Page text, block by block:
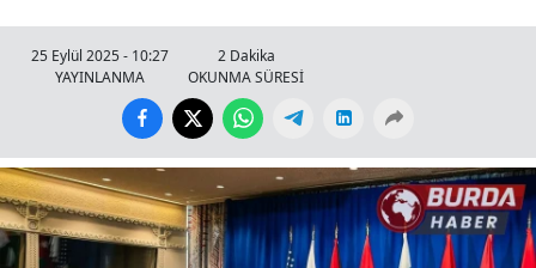
25 Eylül 2025 - 10:27
YAYINLANMA
2 Dakika
OKUNMA SÜRESİ